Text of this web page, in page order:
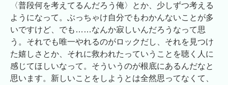
〈普段何を考えてるんだろう俺〉とか、少しずつ考える
ようになって。ぶっちゃけ自分でもわかんないことが多
いですけど、でも……なんか寂しいんだろうなって思
う。それでも唯一やれるのがロックだし、それを見つけ
た嬉しさとか、それに救われたっていうことを聴く人に
感じてほしいなって。そういうのが根底にあるんだなと
思います。新しいことをしようとは全然思ってなくて、